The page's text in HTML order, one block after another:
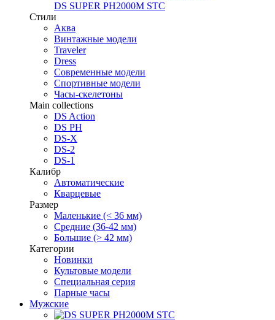
DS SUPER PH2000M STC
Стили
Аква
Винтажные модели
Traveler
Dress
Современные модели
Спортивные модели
Часы-скелетоны
Main collections
DS Action
DS PH
DS-X
DS-2
DS-1
Калибр
Автоматические
Кварцевые
Размер
Маленькие (< 36 мм)
Средние (36-42 мм)
Большие (> 42 мм)
Категории
Новинки
Культовые модели
Специальная серия
Парные часы
Мужские